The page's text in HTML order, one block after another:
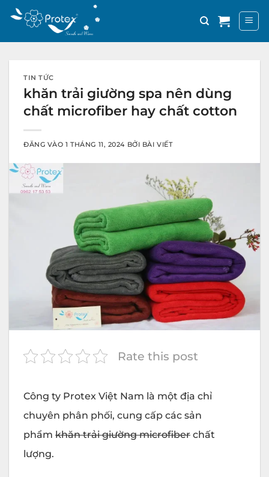
qua
TIN TỨC
khăn trải giường spa nên dùng
chất microfiber hay chất cotton
ĐĂNG VÀO1 THÁNG 11, 2024 BỞI BÀI VIẾT
Rate this post
Công ty Protex Việt Nam là một địa chỉ
chuyên phân phối, cung cấp các sản
phẩm khăn trải giường microfiber chất
lượng.